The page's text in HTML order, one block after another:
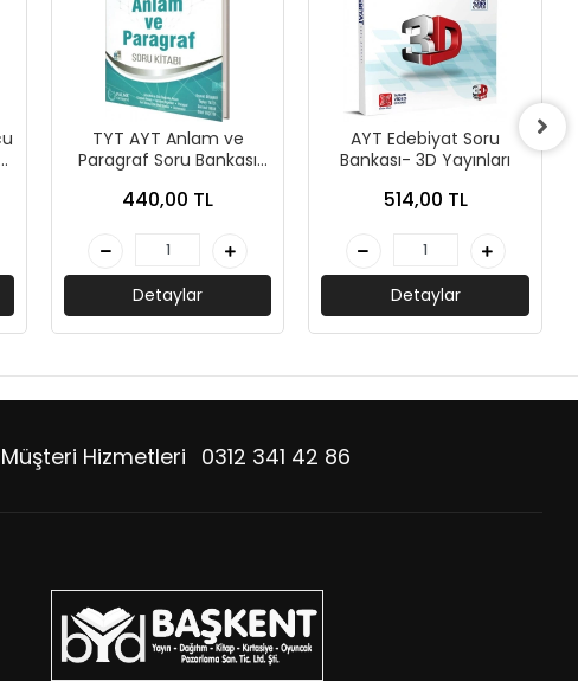
TYT AYT Anlam ve
Paragraf Soru Bankası
Yayınları
440,00 TL
Detaylar
AYT Edebiyat Soru
Bankası- 3D Yayınları
514,00 TL
Detaylar
Müşteri Hizmetleri 0312 341 42 86